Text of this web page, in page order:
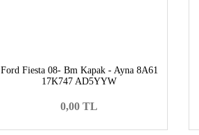
Ford Fiesta 08- Bm Kapak - Ayna 8A61
17K747 AD5YYW
0,00 TL